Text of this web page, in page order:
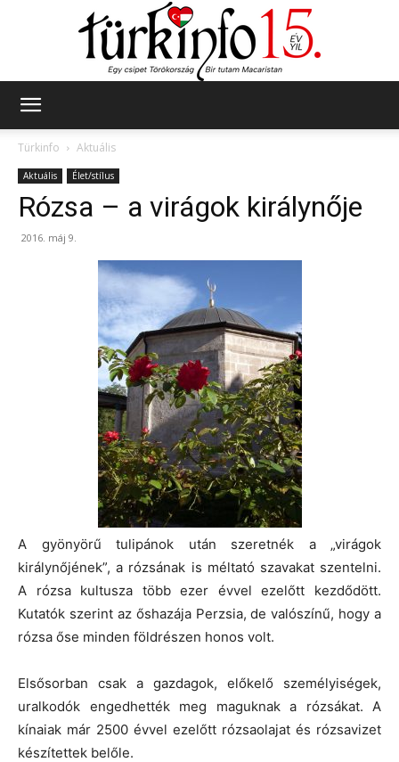
Türkinfo
Aktuális
Aktuális Élet/stílus
Rózsa – a virágok királynője
2016. máj 9.
A gyönyörű tulipánok után szeretnék a „virágok
királynőjének”, a rózsának is méltató szavakat szentelni.
A rózsa kultusza több ezer évvel ezelőtt kezdődött.
Kutatók szerint az őshazája Perzsia, de valószínű, hogy a
rózsa őse minden földrészen honos volt.
Elsősorban csak a gazdagok, előkelő személyiségek,
uralkodók engedhették meg maguknak a rózsákat. A
kínaiak már 2500 évvel ezelőtt rózsaolajat és rózsavizet
készítettek belőle.